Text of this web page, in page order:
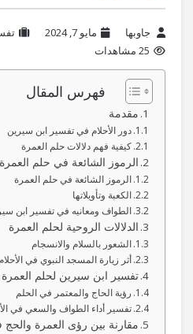
جاوبها مايو 7, 2024
25 مشاهدات
فهرس المقال
مقدمة
دور الأحلام في تفسير ابن سيرين
كيفية فهم دلالات حلم العمرة
الرموز الشائعة في حلم العمرة
الرموز الشائعة في حلم العمرة
الكعبة وتأويلاتها
الطواف ومعانيه في تفسير ابن
الدلالات الروحية لحلم العمرة
الشعور بالسلام والانسجام
أثر زيارة المسجد النبوي في الأحلام
تفسير ابن سيرين لحلم العمرة
رؤية الحاج والمعتمر في الحلم
تفسير أداء الطواف والسعي في
مقارنة بين رؤى العمرة